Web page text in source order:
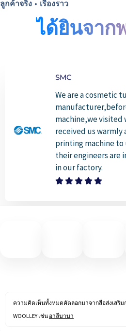
ลูกค้าจริง • เรื่องราว
ได้ยินจาก
SMC
We are a cosmetic
machine,we visited
received us
printing machine to
their engineers are
in our factory.
ความคิดเห็นทั้งหมดคัดลอกมาจากสื่อส่งเสริม
WOOLLEY เช่น อาลีบาบา